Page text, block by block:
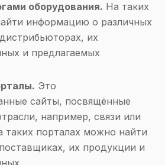
оборудования. На таких
информацию о различных
их
и предлагаемых
Это
сайты, посвящённые
например, связи или
таких порталах можно найти
их продукции и